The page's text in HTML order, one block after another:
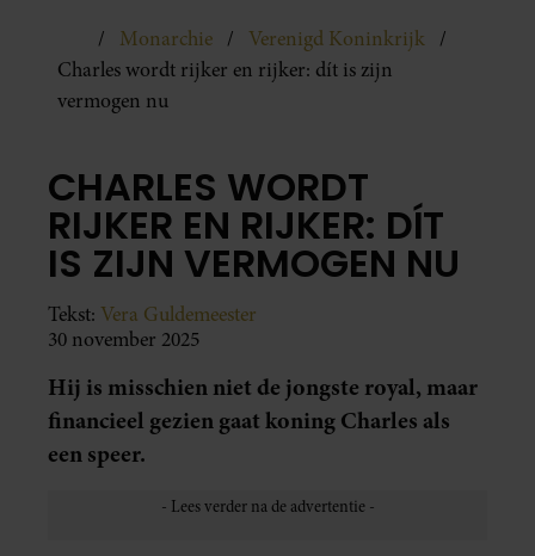
Monarchie
Verenigd Koninkrijk
Charles wordt rijker en rijker: dít is zijn
vermogen nu
CHARLES WORDT
RIJKER EN RIJKER: DÍT
IS ZIJN VERMOGEN NU
Tekst: Vera Guldemeester
30 november 2025
Hij is misschien niet de jongste royal, maar
financieel gezien gaat koning Charles als
een speer.